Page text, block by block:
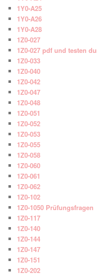
1Y0-A25
1Y0-A26
1Y0-A28
1Z0-027
1Z0-027 pdf und testen
1Z0-033
1Z0-040
1Z0-042
1Z0-047
1Z0-048
1Z0-051
1Z0-052
1Z0-053
1Z0-055
1Z0-058
1Z0-060
1Z0-061
1Z0-062
1Z0-102
1Z0-1050 Prüfungsfragen
1Z0-117
1Z0-140
1Z0-144
1Z0-147
1Z0-151
1Z0-202